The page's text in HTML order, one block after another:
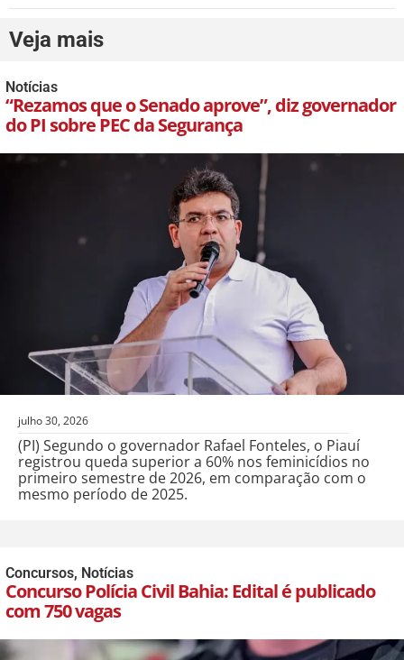
Veja mais
Notícias
“Rezamos que o Senado aprove”, diz governador
do PI sobre PEC da Segurança
julho 30, 2026
(PI) Segundo o governador Rafael Fonteles, o Piauí
registrou queda superior a 60% nos feminicídios no
primeiro semestre de 2026, em comparação com o
mesmo período de 2025.
Concursos, Notícias
Concurso Polícia Civil Bahia: Edital é publicado
com 750 vagas